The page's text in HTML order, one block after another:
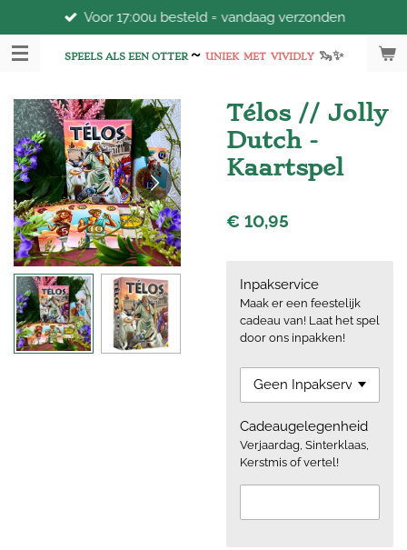
direct
naar
hoofdinhoud
SPEELS ALS EEN OTTER~ UNIEK MET VIVIDLY 🦦✨
Voor 17:00u besteld = vandaag verzonden
Télos // Jolly
Dutch -
Kaartspel
€ 10,95
Inpakservice
Maak er een feestelijk
cadeau van! Laat het spel
door ons inpakken!
Cadeaugelegenheid
Verjaardag, Sinterklaas,
Kerstmis of vertel!